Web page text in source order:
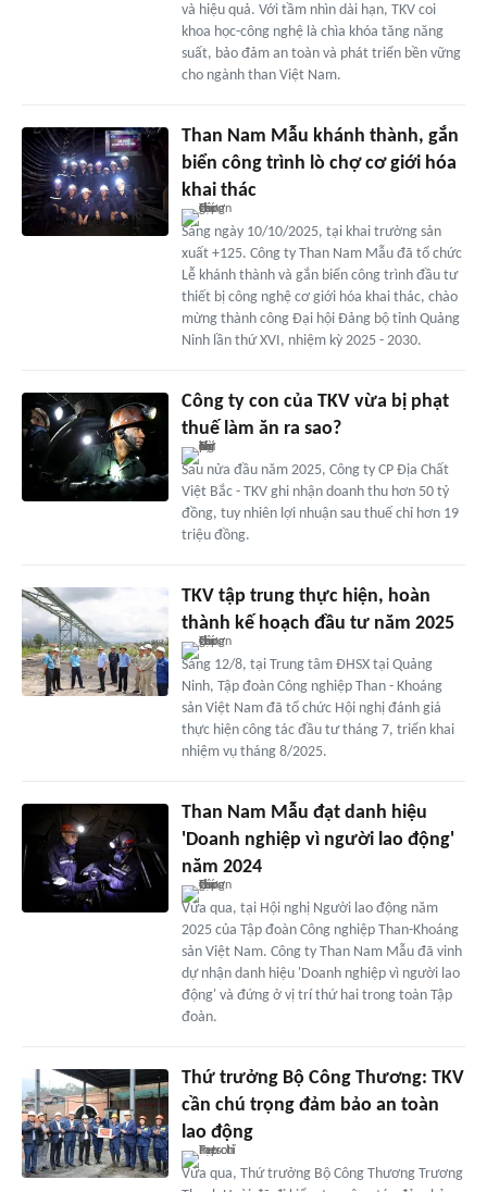
và hiệu quả. Với tầm nhìn dài hạn, TKV coi
khoa học-công nghệ là chìa khóa tăng năng
suất, bảo đảm an toàn và phát triển bền vững
cho ngành than Việt Nam.
Than Nam Mẫu khánh thành, gắn
biển công trình lò chợ cơ giới hóa
khai thác
Sáng ngày 10/10/2025, tại khai trường sản
xuất +125. Công ty Than Nam Mẫu đã tổ chức
Lễ khánh thành và gắn biển công trình đầu tư
thiết bị công nghệ cơ giới hóa khai thác, chào
mừng thành công Đại hội Đảng bộ tỉnh Quảng
Ninh lần thứ XVI, nhiệm kỳ 2025 - 2030.
Công ty con của TKV vừa bị phạt
thuế làm ăn ra sao?
Sau nửa đầu năm 2025, Công ty CP Địa Chất
Việt Bắc - TKV ghi nhận doanh thu hơn 50 tỷ
đồng, tuy nhiên lợi nhuận sau thuế chỉ hơn 19
triệu đồng.
TKV tập trung thực hiện, hoàn
thành kế hoạch đầu tư năm 2025
Sáng 12/8, tại Trung tâm ĐHSX tại Quảng
Ninh, Tập đoàn Công nghiệp Than - Khoáng
sản Việt Nam đã tổ chức Hội nghị đánh giá
thực hiện công tác đầu tư tháng 7, triển khai
nhiệm vụ tháng 8/2025.
Than Nam Mẫu đạt danh hiệu
'Doanh nghiệp vì người lao động'
năm 2024
Vừa qua, tại Hội nghị Người lao động năm
2025 của Tập đoàn Công nghiệp Than-Khoáng
sản Việt Nam. Công ty Than Nam Mẫu đã vinh
dự nhận danh hiệu 'Doanh nghiệp vì người lao
động' và đứng ở vị trí thứ hai trong toàn Tập
đoàn.
Thứ trưởng Bộ Công Thương: TKV
cần chú trọng đảm bảo an toàn
lao động
Vừa qua, Thứ trưởng Bộ Công Thương Trương